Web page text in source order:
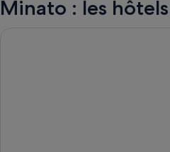
Minato : les